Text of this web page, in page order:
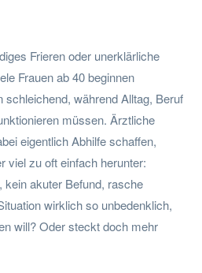
Frieren oder unerklärliche
Frauen ab 40 beginnen
schleichend, während Alltag, Beruf
müssen. Ärztliche
eigentlich Abhilfe schaffen,
viel zu oft einfach herunter:
akuter Befund, rasche
wirklich so unbedenklich,
will? Oder steckt doch mehr